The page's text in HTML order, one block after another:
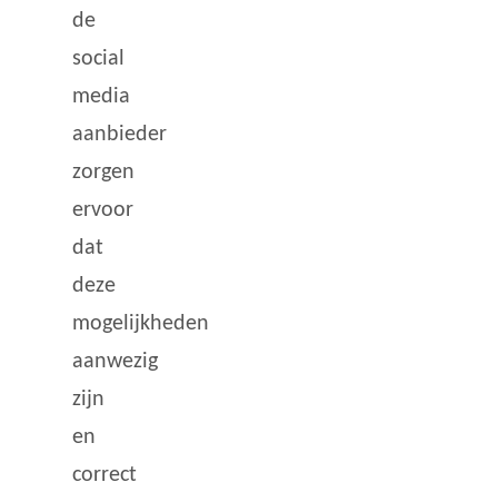
de
social
media
aanbieder
zorgen
ervoor
dat
deze
mogelijkheden
aanwezig
zijn
en
correct